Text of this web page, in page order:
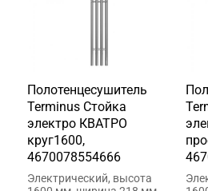
Полотенцесушитель
Terminus Стойка
электро КВАТРО
круг1600,
4670078554666
Электрический, высота